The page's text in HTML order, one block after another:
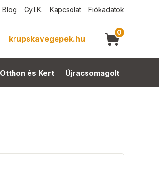
Blog Gy.I.K. Kapcsolat Fiókadatok
krupskavegepek.hu
0
Otthon és Kert Újracsomagolt